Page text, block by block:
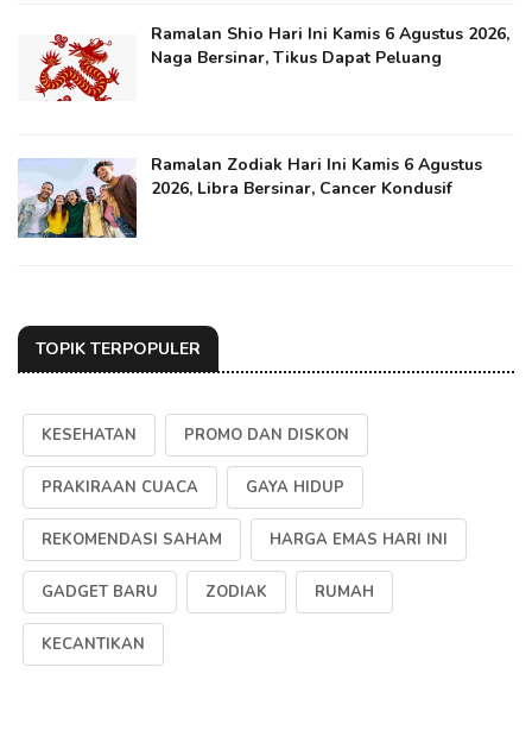
Ramalan Shio Hari Ini Kamis 6 Agustus 2026,
Naga Bersinar, Tikus Dapat Peluang
Ramalan Zodiak Hari Ini Kamis 6 Agustus
2026, Libra Bersinar, Cancer Kondusif
TOPIK TERPOPULER
KESEHATAN PROMO DAN DISKON
PRAKIRAAN CUACA GAYA HIDUP
REKOMENDASI SAHAM HARGA EMAS HARI INI
GADGET BARU ZODIAK RUMAH
KECANTIKAN